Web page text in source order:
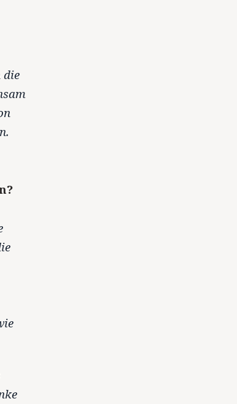
die